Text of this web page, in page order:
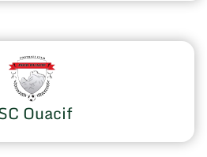
Ouacif